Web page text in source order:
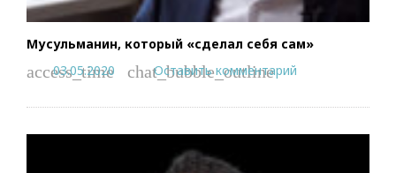
Мусульманин, который «сделал себя сам»
access_time
03.05.2020 chat_bubble_outline
Оставить комментарий